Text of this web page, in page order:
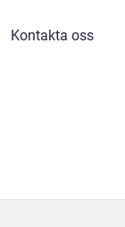
Kontakta oss